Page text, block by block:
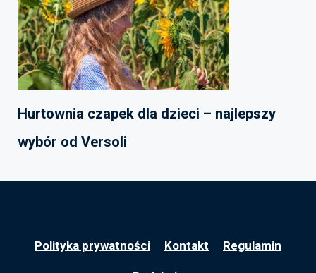
Hurtownia czapek dla dzieci – najlepszy
wybór od Versoli
Polityka prywatności Kontakt Regulamin